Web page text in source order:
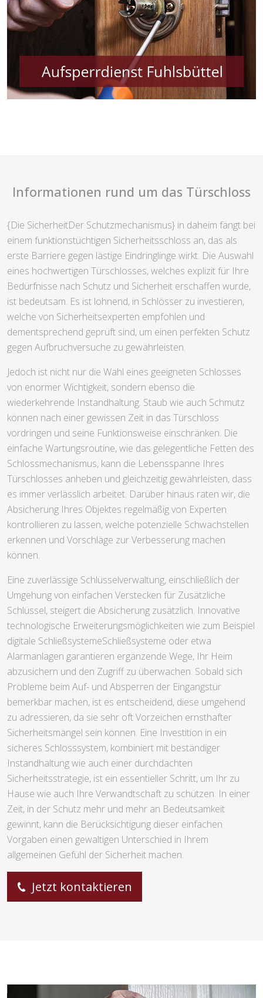
Informationen rund um das Türschloss
{Die SicherheitDer Schutzmechanismus} in daheim fängt bei
einem funktionstüchtigen Sicherheitsschloss an, das als
erste Barriere gegen lästige Eindringlinge wirkt. Die Auswahl
eines hochwertigen Türschlosses, welches explizit für Ihre
Bedürfnisse nach Schutz und Sicherheit erschaffen wurde,
ist bedeutsam. Es ist lohnend, in Schlösser zu investieren,
welche von Sicherheitsexperten empfohlen und
dementsprechend geprüft sind, um einen perfekten Schutz
gegen Aufbruchversuche zu gewährleisten.
Jedoch ist nicht nur die Wahl eines geeigneten Schlosses
von enormer Wichtigkeit, sondern ebenso die
wiederkehrende Instandhaltung. Staub wie auch Schmutz
können nach einer gewissen Zeit in das Türschloss
vordringen und seine Funktionsweise einschränken. Die
einfache Wartungsroutine, wie das gelegentliche Fetten des
Schlossmechanismus, kann die Lebensspanne Ihres
Türschlosses anheben und gleichzeitig gewährleisten, dass
es immer verlässlich arbeitet. Darüber hinaus raten wir, die
Absicherung Ihres Objektes regelmäßig von Experten
kontrollieren zu lassen, welche potenzielle Schwachstellen
erkennen und Vorschläge zur Verbesserung machen
können.
Eine zuverlässige Schlüsselverwaltung, einschließlich der
Umgehung von einfachen Verstecken für Zusätzliche
Schlüssel, steigert die Absicherung zusätzlich. Innovative
technologische Erweiterungsmöglichkeiten wie zum Beispiel
digitale SchließsystemeSchließsysteme oder etwa
Alarmanlagen garantieren ergänzende Wege, Ihr Heim
abzusichern und den Zugriff zu überwachen. Sobald sich
Probleme beim Auf- und Absperren der Eingangstür
bemerkbar machen, ist es entscheidend, diese umgehend
zu adressieren, da sie sehr oft Vorzeichen ernsthafter
Sicherheitsmängel sein können. Eine Investition in ein
sicheres Schlosssystem, kombiniert mit beständiger
Instandhaltung wie auch einer durchdachten
Sicherheitsstrategie, ist ein essentieller Schritt, um Ihr zu
Hause wie auch Ihre Verwandtschaft zu schützen. In einer
Zeit, in der Schutz mehr und mehr an Bedeutsamkeit
gewinnt, kann die Berücksichtigung dieser einfachen
Vorgaben einen gewaltigen Unterschied in Ihrem
allgemeinen Gefühl der Sicherheit machen.
Jetzt kontaktieren